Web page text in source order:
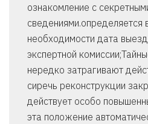
ознакомление с
сведениями.определяется
необходимости дата
экспертной
нередко затрагивают
сиречь реконструкции
действует особо
эта положение